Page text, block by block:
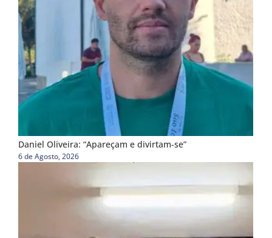
Daniel Oliveira: “Apareçam e divirtam-se”
6 de Agosto, 2026